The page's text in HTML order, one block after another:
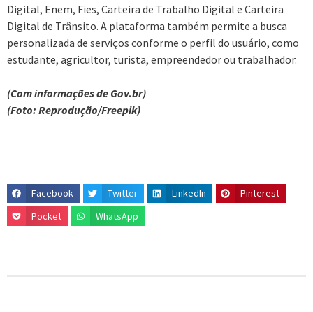
Digital, Enem, Fies, Carteira de Trabalho Digital e Carteira
Digital de Trânsito. A plataforma também permite a busca
personalizada de serviços conforme o perfil do usuário, como
estudante, agricultor, turista, empreendedor ou trabalhador.
(Com informações de Gov.br)
(Foto: Reprodução/Freepik)
Facebook Twitter LinkedIn
Pinterest
Pocket
WhatsApp